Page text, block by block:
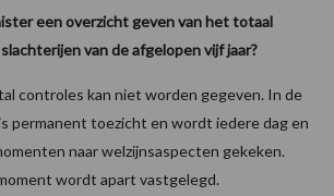
een overzicht geven van het totaal
van de afgelopen vijf jaar?
controles kan niet worden gegeven. In de
permanent toezicht en wordt iedere dag en
naar welzijnsaspecten gekeken.
wordt apart vastgelegd.